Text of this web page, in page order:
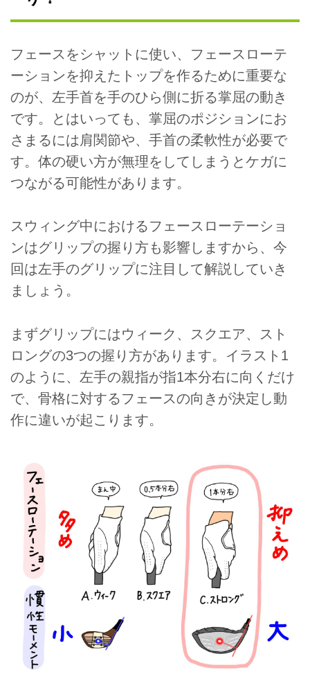
フェースをシャットに使い、フェースローテ
ーションを抑えたトップを作るために重要な
のが、左手首を手のひら側に折る掌屈の動き
です。とはいっても、掌屈のポジションにお
さまるには肩関節や、手首の柔軟性が必要で
す。体の硬い方が無理をしてしまうとケガに
つながる可能性があります。
スウィング中におけるフェースローテーショ
ンはグリップの握り方も影響しますから、今
回は左手のグリップに注目して解説していき
ましょう。
まずグリップにはウィーク、スクエア、スト
ロングの3つの握り方があります。イラスト1
のように、左手の親指が指1本分右に向くだけ
で、骨格に対するフェースの向きが決定し動
作に違いが起こります。